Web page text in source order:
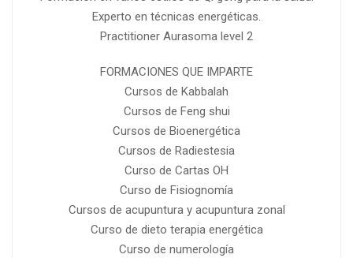
Experto en técnicas energéticas.
Practitioner Aurasoma level 2
FORMACIONES QUE IMPARTE
Cursos de Kabbalah
Cursos de Feng shui
Cursos de Bioenergética
Cursos de Radiestesia
Curso de Cartas OH
Curso de Fisiognomía
Cursos de acupuntura y acupuntura zonal
Curso de dieto terapia energética
Curso de numerología